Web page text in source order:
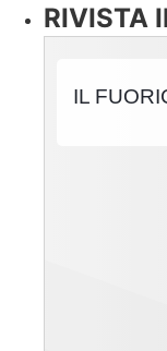
RIVISTA